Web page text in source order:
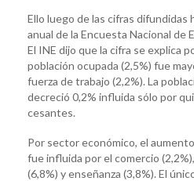
Ello luego de las cifras difundidas
anual de la Encuesta Nacional de
El INE dijo que la cifra se explica
población ocupada (2,5%) fue
fuerza de trabajo (2,2%). La
decreció 0,2% influida sólo por
cesantes.
Por sector económico, el
fue influida por el comercio
(6,8%) y enseñanza (3,8%). El